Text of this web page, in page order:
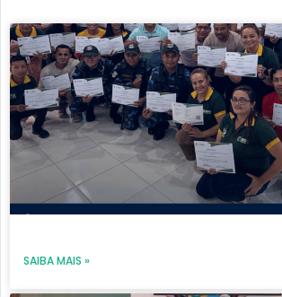
SAIBA MAIS »
PagePagePagePagePage